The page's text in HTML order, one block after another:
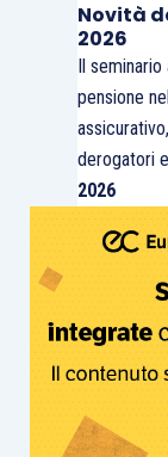
Novità
2026
Il
pensione
derogatori
2026